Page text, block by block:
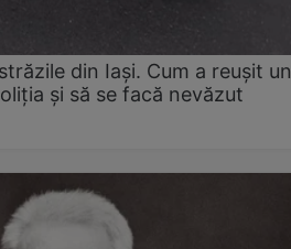
din Iași. Cum a reușit un
și să se facă nevăzut